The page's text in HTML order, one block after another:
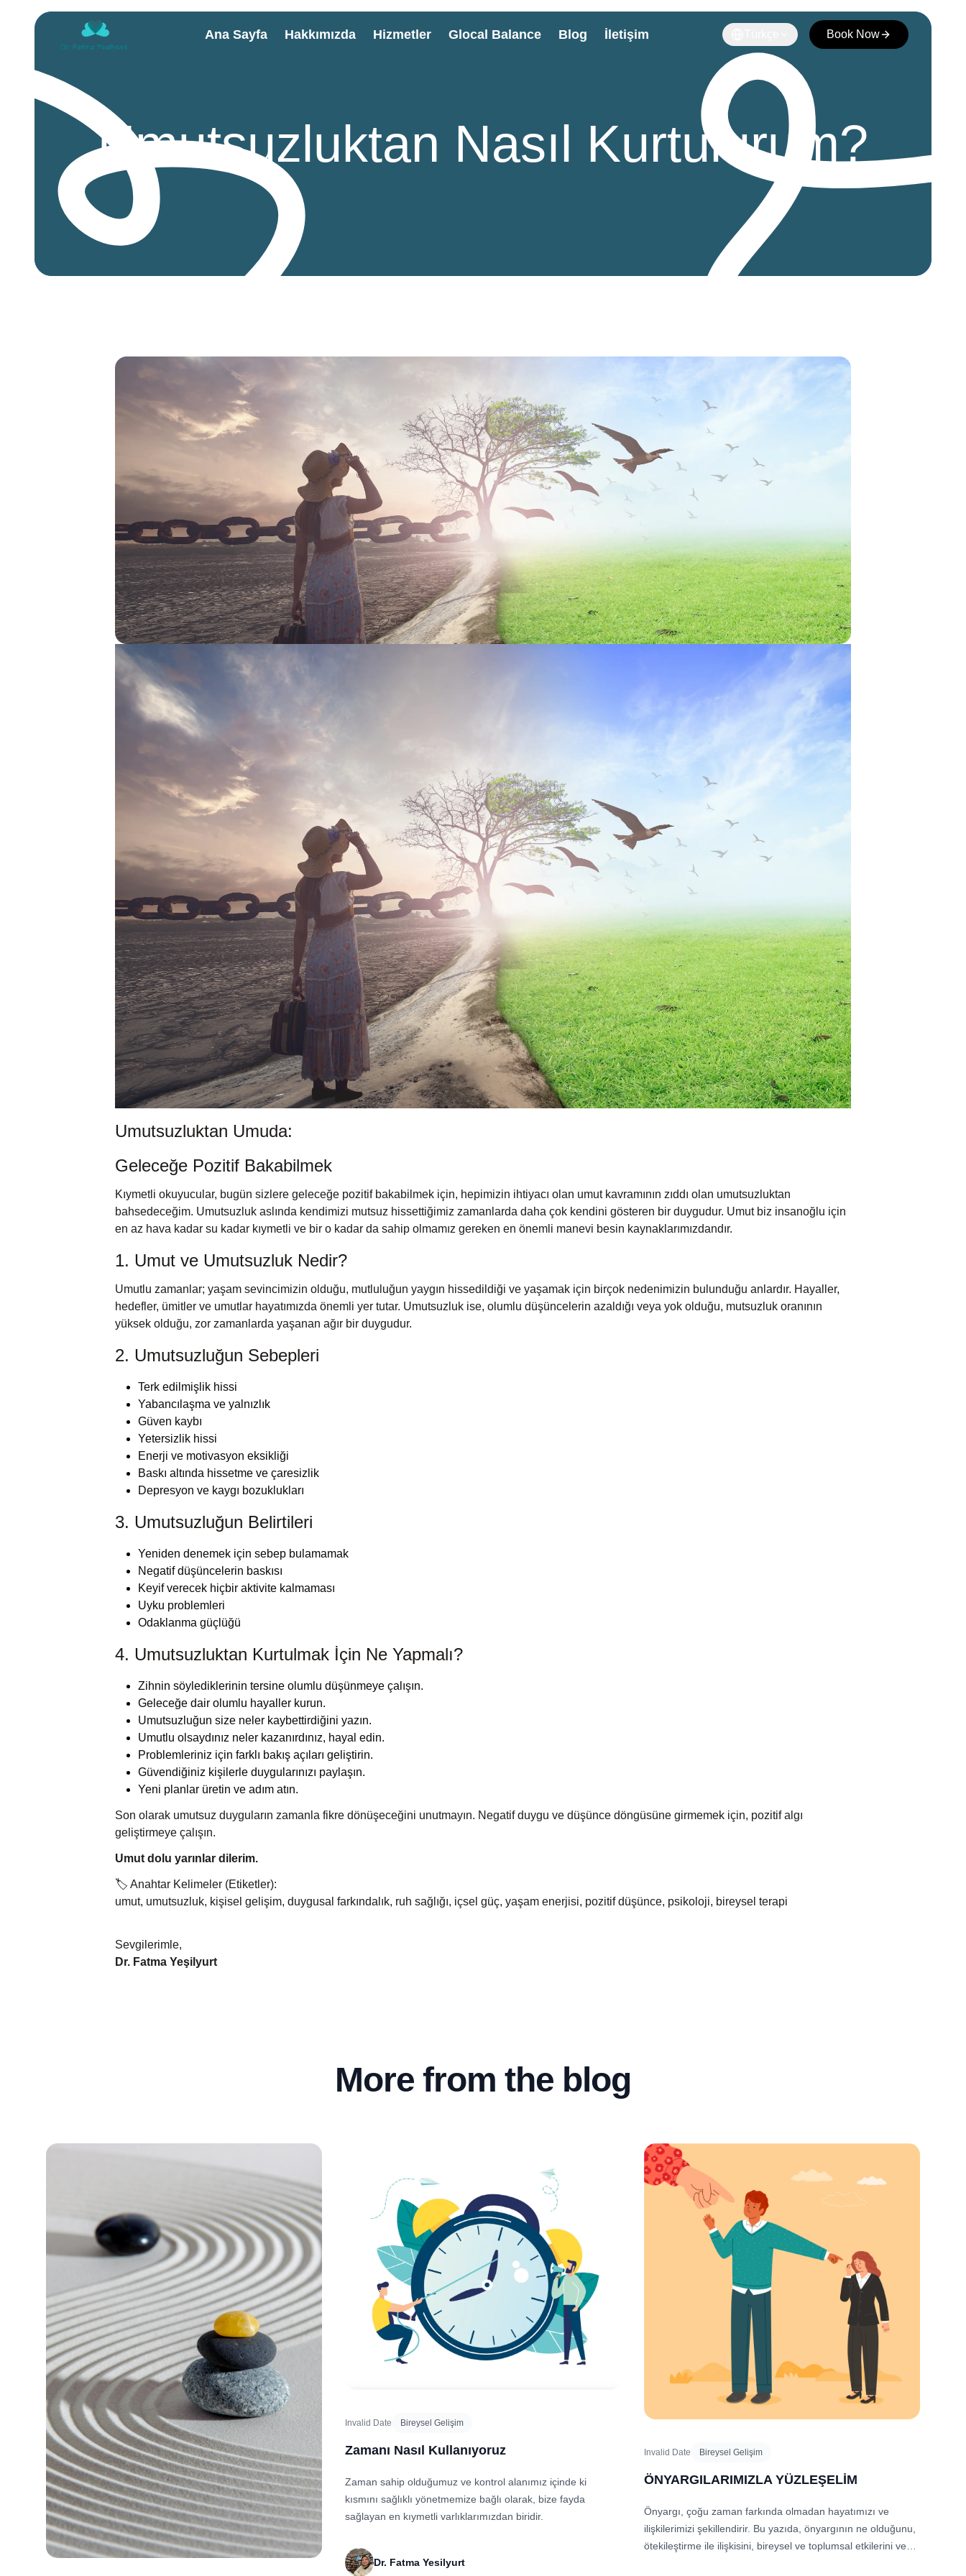
Ana Sayfa Hakkımızda Hizmetler Glocal Balance Blog İletişim Book Now
Umutsuzluktan Nasıl Kurtulurum?
Umutsuzluktan Umuda:
Geleceğe Pozitif Bakabilmek
Kıymetli okuyucular, bugün sizlere geleceğe pozitif bakabilmek için, hepimizin ihtiyacı olan umut kavramının zıddı olan umutsuzluktan
bahsedeceğim. Umutsuzluk aslında kendimizi mutsuz hissettiğimiz zamanlarda daha çok kendini gösteren bir duygudur. Umut biz insanoğlu için
en az hava kadar su kadar kıymetli ve bir o kadar da sahip olmamız gereken en önemli manevi besin kaynaklarımızdandır.
1. Umut ve Umutsuzluk Nedir?
Umutlu zamanlar; yaşam sevincimizin olduğu, mutluluğun yaygın hissedildiği ve yaşamak için birçok nedenimizin bulunduğu anlardır. Hayaller,
hedefler, ümitler ve umutlar hayatımızda önemli yer tutar. Umutsuzluk ise, olumlu düşüncelerin azaldığı veya yok olduğu, mutsuzluk oranının
yüksek olduğu, zor zamanlarda yaşanan ağır bir duygudur.
2. Umutsuzluğun Sebepleri
Terk edilmişlik hissi
Yabancılaşma ve yalnızlık
Güven kaybı
Yetersizlik hissi
Enerji ve motivasyon eksikliği
Baskı altında hissetme ve çaresizlik
Depresyon ve kaygı bozuklukları
3. Umutsuzluğun Belirtileri
Yeniden denemek için sebep bulamamak
Negatif düşüncelerin baskısı
Keyif verecek hiçbir aktivite kalmaması
Uyku problemleri
Odaklanma güçlüğü
4. Umutsuzluktan Kurtulmak İçin Ne Yapmalı?
Zihnin söylediklerinin tersine olumlu düşünmeye çalışın.
Geleceğe dair olumlu hayaller kurun.
Umutsuzluğun size neler kaybettirdiğini yazın.
Umutlu olsaydınız neler kazanırdınız, hayal edin.
Problemleriniz için farklı bakış açıları geliştirin.
Güvendiğiniz kişilerle duygularınızı paylaşın.
Yeni planlar üretin ve adım atın.
Son olarak umutsuz duyguların zamanla fikre dönüşeceğini unutmayın. Negatif duygu ve düşünce döngüsüne girmemek için, pozitif algı
geliştirmeye çalışın.
Umut dolu yarınlar dilerim.
🏷️ Anahtar Kelimeler (Etiketler):
umut, umutsuzluk, kişisel gelişim, duygusal farkındalık, ruh sağlığı, içsel güç, yaşam enerjisi, pozitif düşünce, psikoloji, bireysel terapi
Sevgilerimle,
Dr. Fatma Yeşilyurt
More from the blog
Invalid Date Bireysel Gelişim
Zamanı Nasıl Kullanıyoruz
Zaman sahip olduğumuz ve kontrol alanımız içinde ki
kısmını sağlıklı yönetmemize bağlı olarak, bize fayda
sağlayan en kıymetli varlıklarımızdan biridir.
Dr. Fatma Yesilyurt
Invalid Date Bireysel Gelişim
ÖNYARGILARIMIZLA YÜZLEŞELİM
Önyargı, çoğu zaman farkında olmadan hayatımızı ve
ilişkilerimizi şekillendirir. Bu yazıda, önyargının ne olduğunu,
ötekileştirme ile ilişkisini, bireysel ve toplumsal etkilerini ve